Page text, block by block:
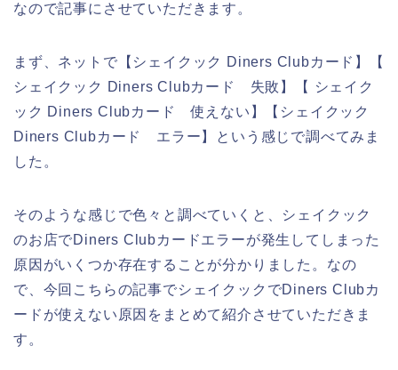
なので記事にさせていただきます。
まず、ネットで【シェイクック Diners Clubカード】【
シェイクック Diners Clubカード 失敗】【 シェイク
ック Diners Clubカード 使えない】【シェイクック
Diners Clubカード エラー】という感じで調べてみま
した。
そのような感じで色々と調べていくと、シェイクック
のお店でDiners Clubカードエラーが発生してしまった
原因がいくつか存在することが分かりました。なの
で、今回こちらの記事でシェイクックでDiners Clubカ
ードが使えない原因をまとめて紹介させていただきま
す。